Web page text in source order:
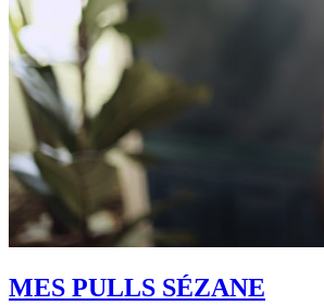
MES PULLS SÉZANE